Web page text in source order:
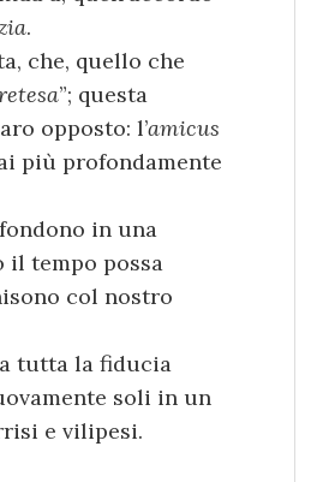
.
che, quello che
”; questa
opposto: l’amicus
più profondamente
in una
il tempo possa
col nostro
tutta la fiducia
soli in un
e vilipesi.